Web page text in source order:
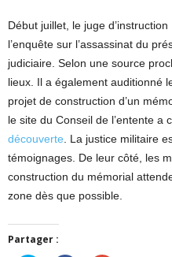
Début juillet, le juge
l’enquête sur l’assassinat du
judiciaire. Selon une source
lieux. Il a également auditionné
projet de construction d’un
le site du Conseil de l’entente a
découverte . La justice militaire
témoignages. De leur côté, les
construction du mémorial
zone dès que possible.
Partager :